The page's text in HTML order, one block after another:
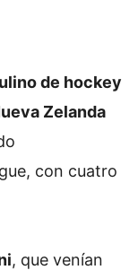
de hockey
Zelanda
con cuatro
, que venían